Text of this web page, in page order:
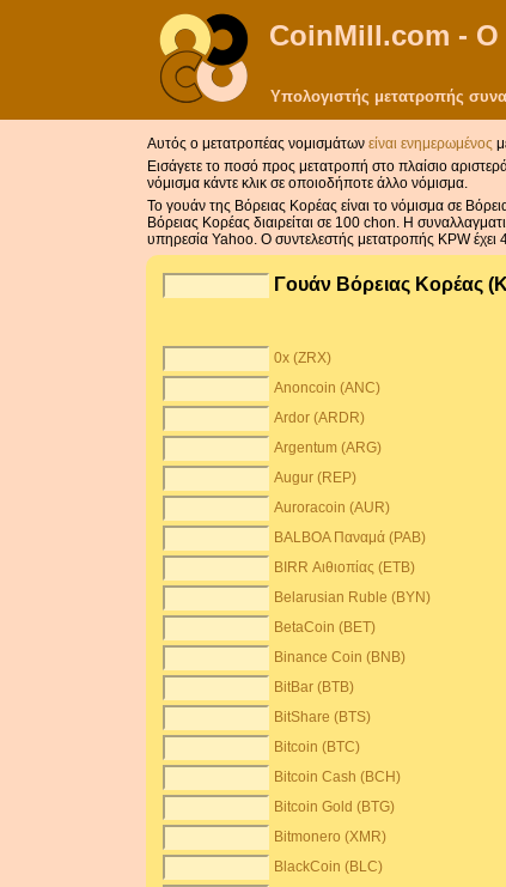
CoinMill.com - Ο
Υπολογιστής μετατροπής
Αυτός ο μετατροπέας νομισμάτων είναι ενημερωμένος
Εισάγετε το ποσό προς μετατροπή στο πλαίσιο
νόμισμα κάντε κλικ σε οποιοδήποτε άλλο νόμισμα.
Το γουάν της Βόρειας Κορέας είναι το νόμισμα σε
Βόρειας Κορέας διαιρείται σε 100 chon. Η
υπηρεσία Yahoo. Ο συντελεστής μετατροπής KPW έχει
Γουάν Βόρειας Κορέας
0x (ZRX)
Anoncoin (ANC)
Ardor (ARDR)
Argentum (ARG)
Augur (REP)
Auroracoin (AUR)
BALBOA Παναμά (PAB)
BIRR Αιθιοπίας (ETB)
Belarusian Ruble (BYN)
BetaCoin (BET)
Binance Coin (BNB)
BitBar (BTB)
BitShare (BTS)
Bitcoin (BTC)
Bitcoin Cash (BCH)
Bitcoin Gold (BTG)
Bitmonero (XMR)
BlackCoin (BLC)